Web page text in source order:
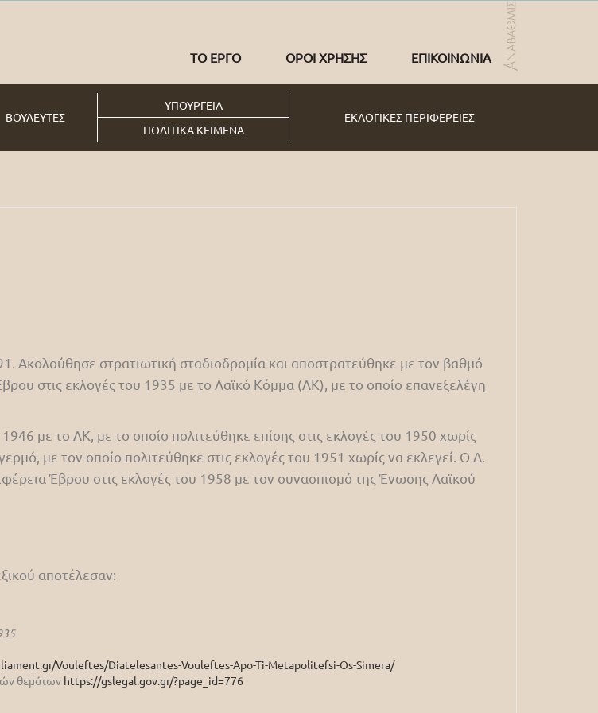
ΤΟ ΕΡΓΟ ΟΡΟΙ ΧΡΗΣΗΣ ΕΠΙΚΟΙΝΩΝΙΑ
ΒΟΥΛΕΥΤΕΣ
ΥΠΟΥΡΓΕΙΑ
ΕΚΛΟΓΙΚΕΣ ΠΕΡΙΦΕΡΕΙΕΣ
ΠΟΛΙΤΙΚΑ ΚΕΙΜΕΝΑ
Ακολούθησε στρατιωτική σταδιοδρομία και αποστρατεύθηκε με τον βαθμό
στις εκλογές του 1935 με το Λαϊκό Κόμμα (ΛΚ), με το οποίο επανεξελέγη
με το ΛΚ, με το οποίο πολιτεύθηκε επίσης στις εκλογές του 1950 χωρίς
με τον οποίο πολιτεύθηκε στις εκλογές του 1951 χωρίς να εκλεγεί. Ο Δ.
Έβρου στις εκλογές του 1958 με τον συνασπισμό της Ένωσης Λαϊκού
αποτέλεσαν:
Vouleftes/Diatelesantes-Vouleftes-Apo-Ti-Metapolitefsi-Os-Simera/
θεμάτων https://gslegal.gov.gr/?page_id=776